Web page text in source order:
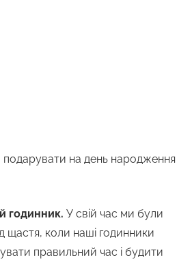
подарувати на день народження
годинник. У свій час ми були
щастя, коли наші годинники
правильний час і будити